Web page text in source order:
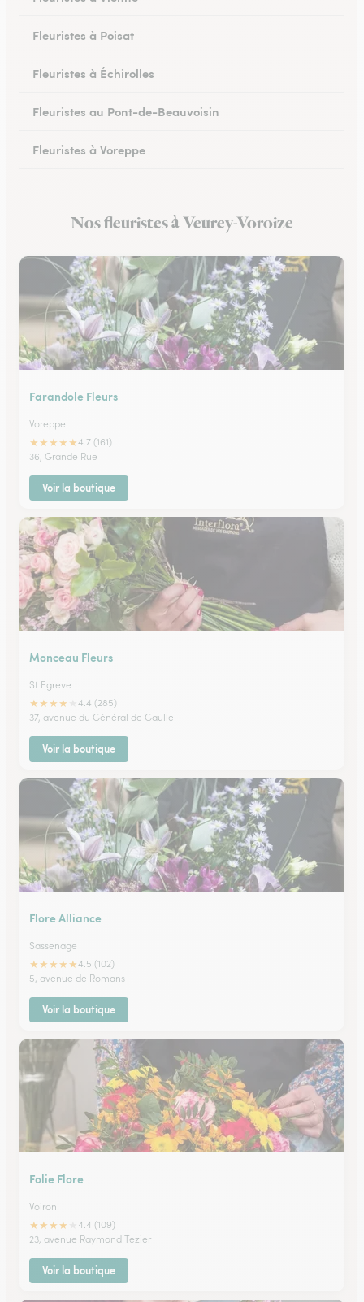
Fleuristes à Poisat
Fleuristes à Échirolles
Fleuristes au Pont-de-Beauvoisin
Fleuristes à Voreppe
Fleuristes à Beaurepaire
Nos fleuristes à Veurey-Voroize
Farandole Fleurs
Voreppe
★★★★★4.7 (161)
36, Grande Rue
Voir la boutique
Monceau Fleurs
St Egreve
★★★★
4.4 (285)
37, avenue du Général de Gaulle
Voir la boutique
Flore Alliance
Sassenage
★★★★★4.5 (102)
5, avenue de Romans
Voir la boutique
Folie Flore
Voiron
★★★★
4.4 (109)
23, avenue Raymond Tezier
Voir la boutique